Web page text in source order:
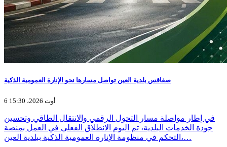
صفاقس بلدية العين تواصل مسارها نحو الإنارة العمومية الذكية
6 أوت 2026، 15:30
في إطار مواصلة مسار التحول الرقمي والانتقال الطاقي وتحسين
جودة الخدمات البلدية، تم اليوم الانطلاق الفعلي في العمل بمنصة
التحكم في منظومة الإنارة العمومية الذكية ببلدية العين،…